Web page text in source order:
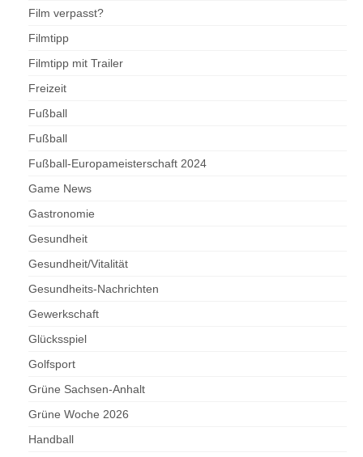
Film verpasst?
Filmtipp
Filmtipp mit Trailer
Freizeit
Fußball
Fußball
Fußball-Europameisterschaft 2024
Game News
Gastronomie
Gesundheit
Gesundheit/Vitalität
Gesundheits-Nachrichten
Gewerkschaft
Glücksspiel
Golfsport
Grüne Sachsen-Anhalt
Grüne Woche 2026
Handball